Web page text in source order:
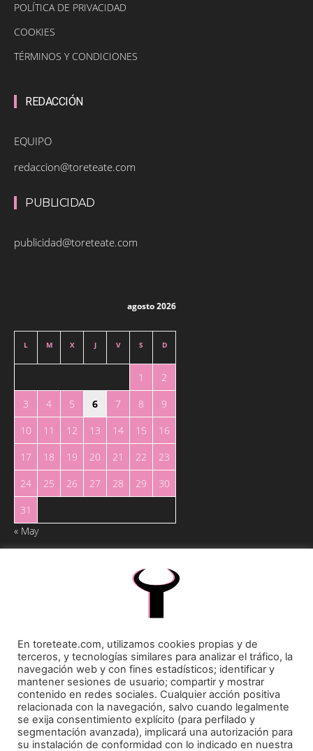
POLÍTICA DE PRIVACIDAD
COOKIES
TÉRMINOS Y CONDICIONES
REDACCIÓN
EQUIPO
redaccion@toreteate.com
PUBLICIDAD
publicidad@toreteate.com
agosto 2026
L M X J V S D
1
2
3
4 5 6 7 8
9
10
11 12 13 14 15
16
17
18 19 20 21 22
23
24
25 26 27 28 29
30
31
« May
Diseñado porWelow Marketing
Prohibida la reproducción y utilización total o parcial, por cualquier medio, sin autorización
expresa por escrito.
En toreteate.com, utilizamos cookies propias y de
terceros, y tecnologías similares para analizar el tráfico, la
navegación web y con fines estadísticos; identificar y
mantener sesiones de usuario; compartir y mostrar
contenido en redes sociales. Cualquier acción positiva
relacionada con la navegación, salvo cuando legalmente
se exija consentimiento explícito (para perfilado y
segmentación avanzada), implicará una autorización para
su instalación de conformidad con lo indicado en nuestra